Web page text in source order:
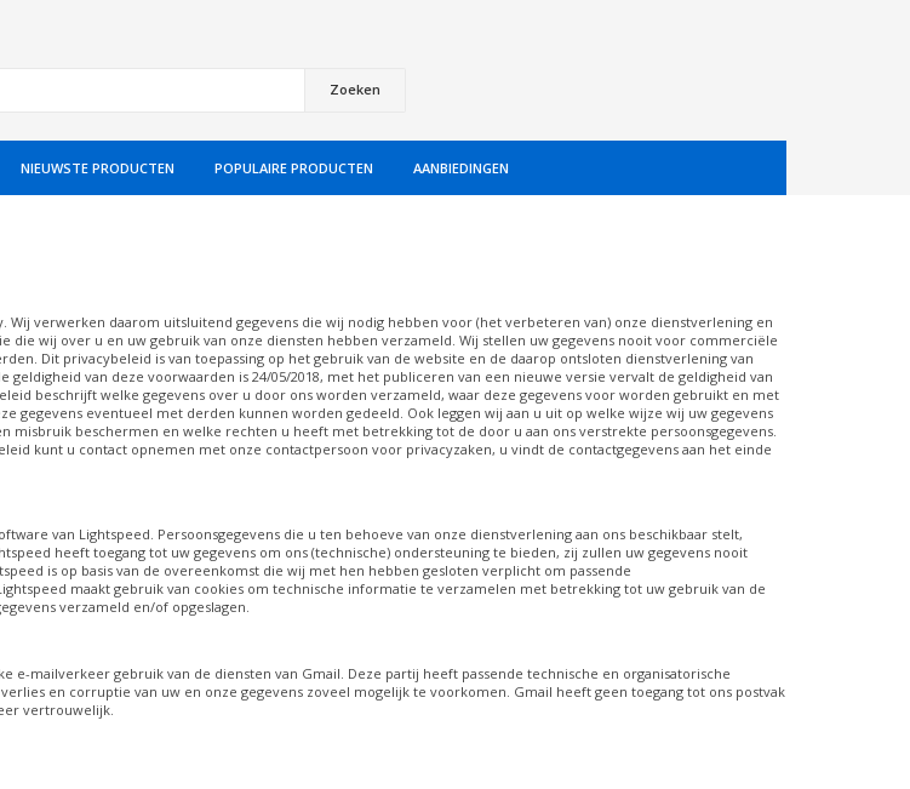
Zoeken
NIEUWSTE PRODUCTEN POPULAIRE PRODUCTEN AANBIEDINGEN
Wij verwerken daarom uitsluitend gegevens die wij nodig hebben voor (het verbeteren van) onze dienstverlening en
die wij over u en uw gebruik van onze diensten hebben verzameld. Wij stellen uw gegevens nooit voor commerciële
Dit privacybeleid is van toepassing op het gebruik van de website en de daarop ontsloten dienstverlening van
geldigheid van deze voorwaarden is 24/05/2018, met het publiceren van een nieuwe versie vervalt de geldigheid van
beschrijft welke gegevens over u door ons worden verzameld, waar deze gegevens voor worden gebruikt en met
gegevens eventueel met derden kunnen worden gedeeld. Ook leggen wij aan u uit op welke wijze wij uw gegevens
misbruik beschermen en welke rechten u heeft met betrekking tot de door u aan ons verstrekte persoonsgegevens.
kunt u contact opnemen met onze contactpersoon voor privacyzaken, u vindt de contactgegevens aan het einde
van Lightspeed. Persoonsgegevens die u ten behoeve van onze dienstverlening aan ons beschikbaar stelt,
heeft toegang tot uw gegevens om ons (technische) ondersteuning te bieden, zij zullen uw gegevens nooit
is op basis van de overeenkomst die wij met hen hebben gesloten verplicht om passende
maakt gebruik van cookies om technische informatie te verzamelen met betrekking tot uw gebruik van de
verzameld en/of opgeslagen.
e-mailverkeer gebruik van de diensten van Gmail. Deze partij heeft passende technische en organisatorische
en corruptie van uw en onze gegevens zoveel mogelijk te voorkomen. Gmail heeft geen toegang tot ons postvak
vertrouwelijk.